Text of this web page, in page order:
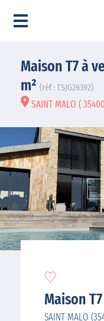
Maison T7 à
m² (réf : TSJG26392)
SAINT MALO (
Maison T7
SAINT MALO